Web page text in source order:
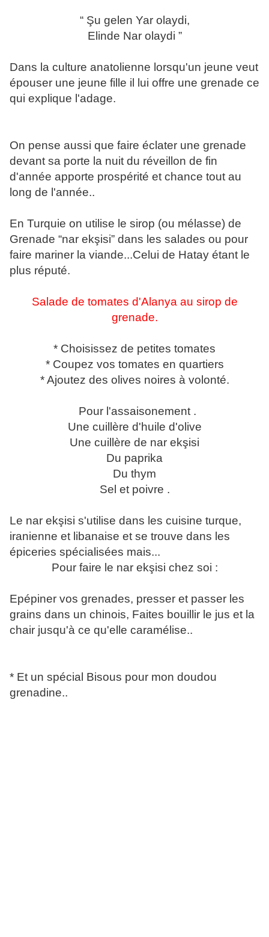
“ Şu gelen Yar olaydi,
Elinde Nar olaydi ”
Dans la culture anatolienne lorsqu'un jeune veut
épouser une jeune fille il lui offre une grenade ce
qui explique l'adage.
On pense aussi que faire éclater une grenade
devant sa porte la nuit du réveillon de fin
d'année apporte prospérité et chance tout au
long de l'année..
En Turquie on utilise le sirop (ou mélasse) de
Grenade “nar ekşisi” dans les salades ou pour
faire mariner la viande...Celui de Hatay étant le
plus réputé.
Salade de tomates d'Alanya au sirop de
grenade.
* Choisissez de petites tomates
* Coupez vos tomates en quartiers
* Ajoutez des olives noires à volonté.
Pour l'assaisonement .
Une cuillère d'huile d'olive
Une cuillère de nar ekşisi
Du paprika
Du thym
Sel et poivre .
Le nar ekşisi s'utilise dans les cuisine turque,
iranienne et libanaise et se trouve dans les
épiceries spécialisées mais...
Pour faire le nar ekşisi chez soi :
Epépiner vos grenades, presser et passer les
grains dans un chinois, Faites bouillir le jus et la
chair jusqu'à ce qu'elle caramélise..
* Et un spécial Bisous pour mon doudou
grenadine..